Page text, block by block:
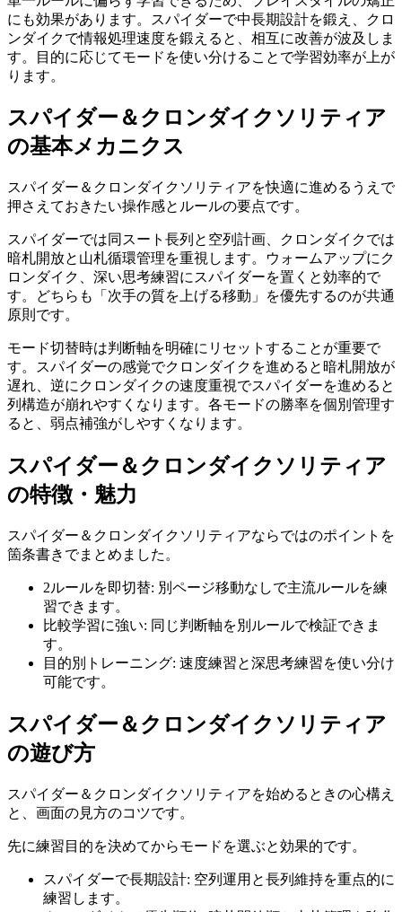
にも効果があります。スパイダーで中長期設計を鍛え、クロ
ンダイクで情報処理速度を鍛えると、相互に改善が波及しま
す。目的に応じてモードを使い分けることで学習効率が上が
ります。
スパイダー＆クロンダイクソリティア
の基本メカニクス
スパイダー＆クロンダイクソリティアを快適に進めるうえで
押さえておきたい操作感とルールの要点です。
スパイダーでは同スート長列と空列計画、クロンダイクでは
暗札開放と山札循環管理を重視します。ウォームアップにク
ロンダイク、深い思考練習にスパイダーを置くと効率的で
す。どちらも「次手の質を上げる移動」を優先するのが共通
原則です。
モード切替時は判断軸を明確にリセットすることが重要で
す。スパイダーの感覚でクロンダイクを進めると暗札開放が
遅れ、逆にクロンダイクの速度重視でスパイダーを進めると
列構造が崩れやすくなります。各モードの勝率を個別管理す
ると、弱点補強がしやすくなります。
スパイダー＆クロンダイクソリティア
の特徴・魅力
スパイダー＆クロンダイクソリティアならではのポイントを
箇条書きでまとめました。
2ルールを即切替: 別ページ移動なしで主流ルールを練
習できます。
比較学習に強い: 同じ判断軸を別ルールで検証できま
す。
目的別トレーニング: 速度練習と深思考練習を使い分け
可能です。
スパイダー＆クロンダイクソリティア
の遊び方
スパイダー＆クロンダイクソリティアを始めるときの心構え
と、画面の見方のコツです。
先に練習目的を決めてからモードを選ぶと効果的です。
スパイダーで長期設計: 空列運用と長列維持を重点的に
練習します。